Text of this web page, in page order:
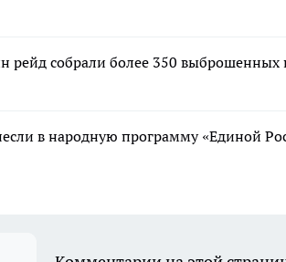
рейд собрали более 350
в народную программу «Единой